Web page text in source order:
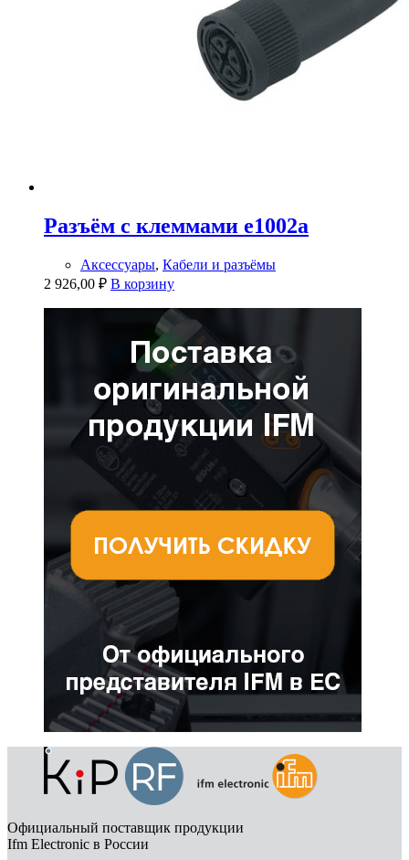
Разъём с клеммами e1002a
Аксессуары, Кабели и разъёмы
2 926,00 ₽ В корзину
Официальный поставщик продукции
Ifm Electronic в России